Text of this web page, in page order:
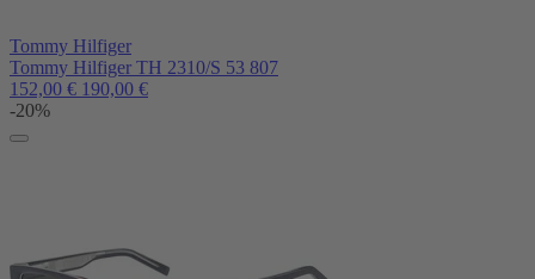
Tommy Hilfiger
Tommy Hilfiger TH 2310/S 53 807
152,00 € 190,00 €
-20%